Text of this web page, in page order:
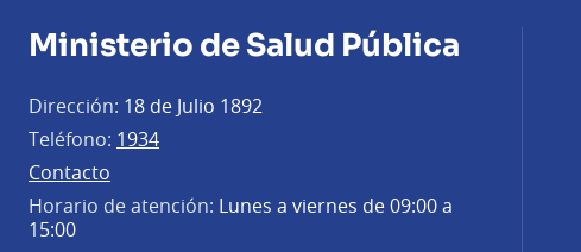
Ministerio de Salud Pública
Dirección: 18 de Julio 1892
Teléfono: 1934
Contacto
Horario de atención: Lunes a viernes de 09:00 a
15:00